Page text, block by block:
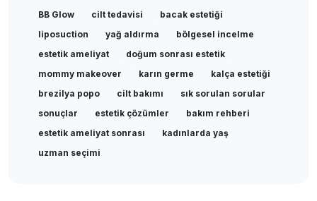
BB Glow cilt tedavisi
bacak estetiği
liposuction
yağ aldırma
bölgesel incelme
estetik ameliyat
doğum sonrası estetik
mommy makeover
karın germe
kalça estetiği
brezilya popo
cilt bakımı
sık sorulan sorular
sonuçlar
estetik çözümler
bakım rehberi
estetik ameliyat sonrası
kadınlarda yaş
uzman seçimi